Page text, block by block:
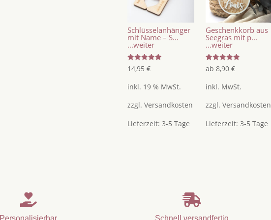
Weihnachten
Schlüsselanhänger
mit Name – S...
...weiter
Bewertet
mit
von 5
14,95€
inkl. 19 % MwSt.
zzgl.Versandkosten
Lieferzeit:3-5 Tage
Geschenkkorb aus
Seegras mit p...
...weiter
Bewertet
mit
von 5
ab 8,90 €
inkl. MwSt.
zzgl. Versandkosten
Lieferzeit: 3-5 Tage
 